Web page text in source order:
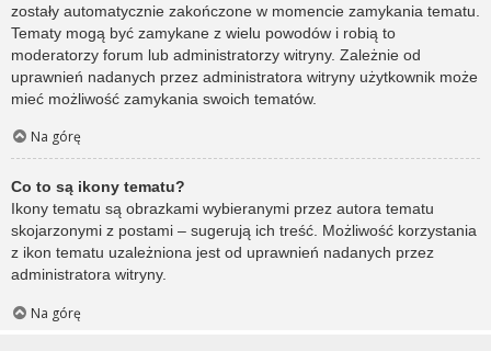
zostały automatycznie zakończone w momencie zamykania tematu.
Tematy mogą być zamykane z wielu powodów i robią to
moderatorzy forum lub administratorzy witryny. Zależnie od
uprawnień nadanych przez administratora witryny użytkownik może
mieć możliwość zamykania swoich tematów.
Na górę
Co to są ikony tematu?
Ikony tematu są obrazkami wybieranymi przez autora tematu
skojarzonymi z postami – sugerują ich treść. Możliwość korzystania
z ikon tematu uzależniona jest od uprawnień nadanych przez
administratora witryny.
Na górę